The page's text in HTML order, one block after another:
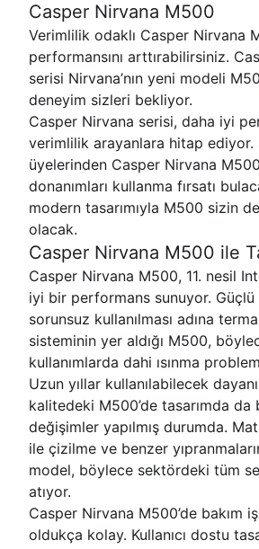
Casper Nirvana M500
Verimlilik odaklı Casper Nirvana
performansını arttırabilirsiniz.
serisi Nirvana’nın yeni modeli
deneyim sizleri bekliyor.
Casper Nirvana serisi, daha iyi
verimlilik arayanlara hitap ediyor.
üyelerinden Casper Nirvana
donanımları kullanma fırsatı
modern tasarımıyla M500 sizin
olacak.
Casper Nirvana M500 ile
Casper Nirvana M500, 11. nesil
iyi bir performans sunuyor. Güçlü
sorunsuz kullanılması adına
sisteminin yer aldığı M500,
kullanımlarda dahi ısınma
Uzun yıllar kullanılabilecek
kalitedeki M500’de tasarımda da
değişimler yapılmış durumda.
ile çizilme ve benzer
model, böylece sektördeki tüm
atıyor.
Casper Nirvana M500’de bakım
oldukça kolay. Kullanıcı dostu